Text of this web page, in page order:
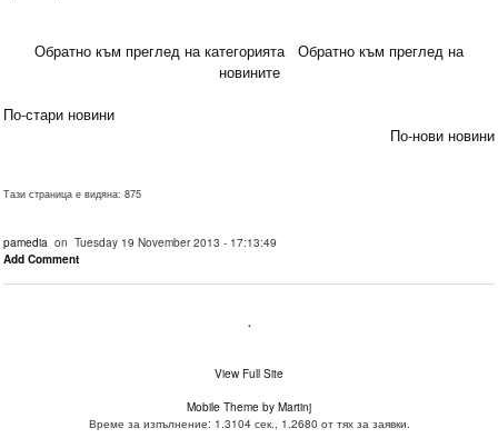
Обратно към преглед на категорията
Обратно към преглед на
новините
По-стари новини
По-нови новини
Тази страница е видяна: 875
pamedia on Tuesday 19 November 2013 - 17:13:49
Add Comment
.
View Full Site
Mobile Theme by Martinj
Време за изпълнение: 1.3104 сек., 1.2680 от тях за заявки.